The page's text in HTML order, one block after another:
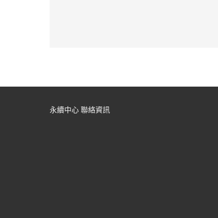
永續中心 聯絡資訊